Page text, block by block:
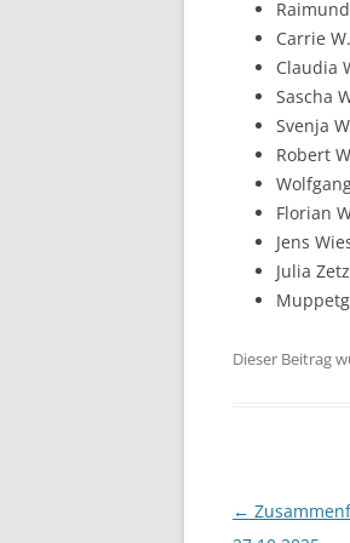
Carrie
Claudia
Sascha
Svenja
Robert
Florian
Jens
Julia
Dieser Beitrag
←